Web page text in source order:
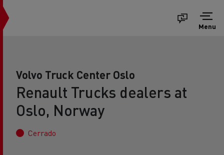
Menu
Volvo Truck Center Oslo
Renault Trucks dealers at
Oslo, Norway
Cerrado